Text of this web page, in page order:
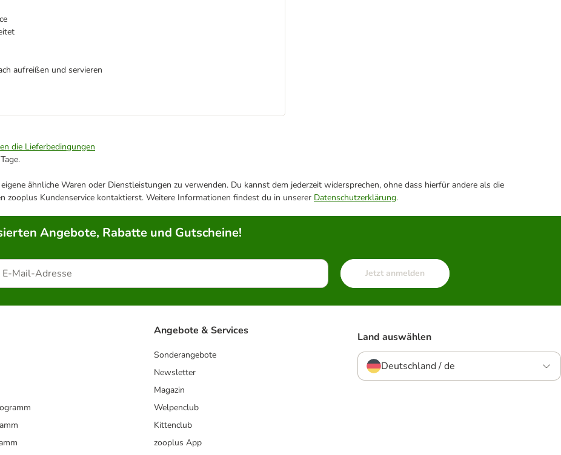
aufreißen und servieren
die Lieferbedingungen
ähnliche Waren oder Dienstleistungen zu verwenden. Du kannst dem jederzeit widersprechen, ohne dass hierfür andere als die
zooplus Kundenservice kontaktierst. Weitere Informationen findest du in unserer Datenschutzerklärung.
Angebote, Rabatte und Gutscheine!
Jetzt anmelden
Angebote & Services
Sonderangebote
Newsletter
Magazin
Welpenclub
Kittenclub
zooplus App
Land auswählen
Deutschland / de